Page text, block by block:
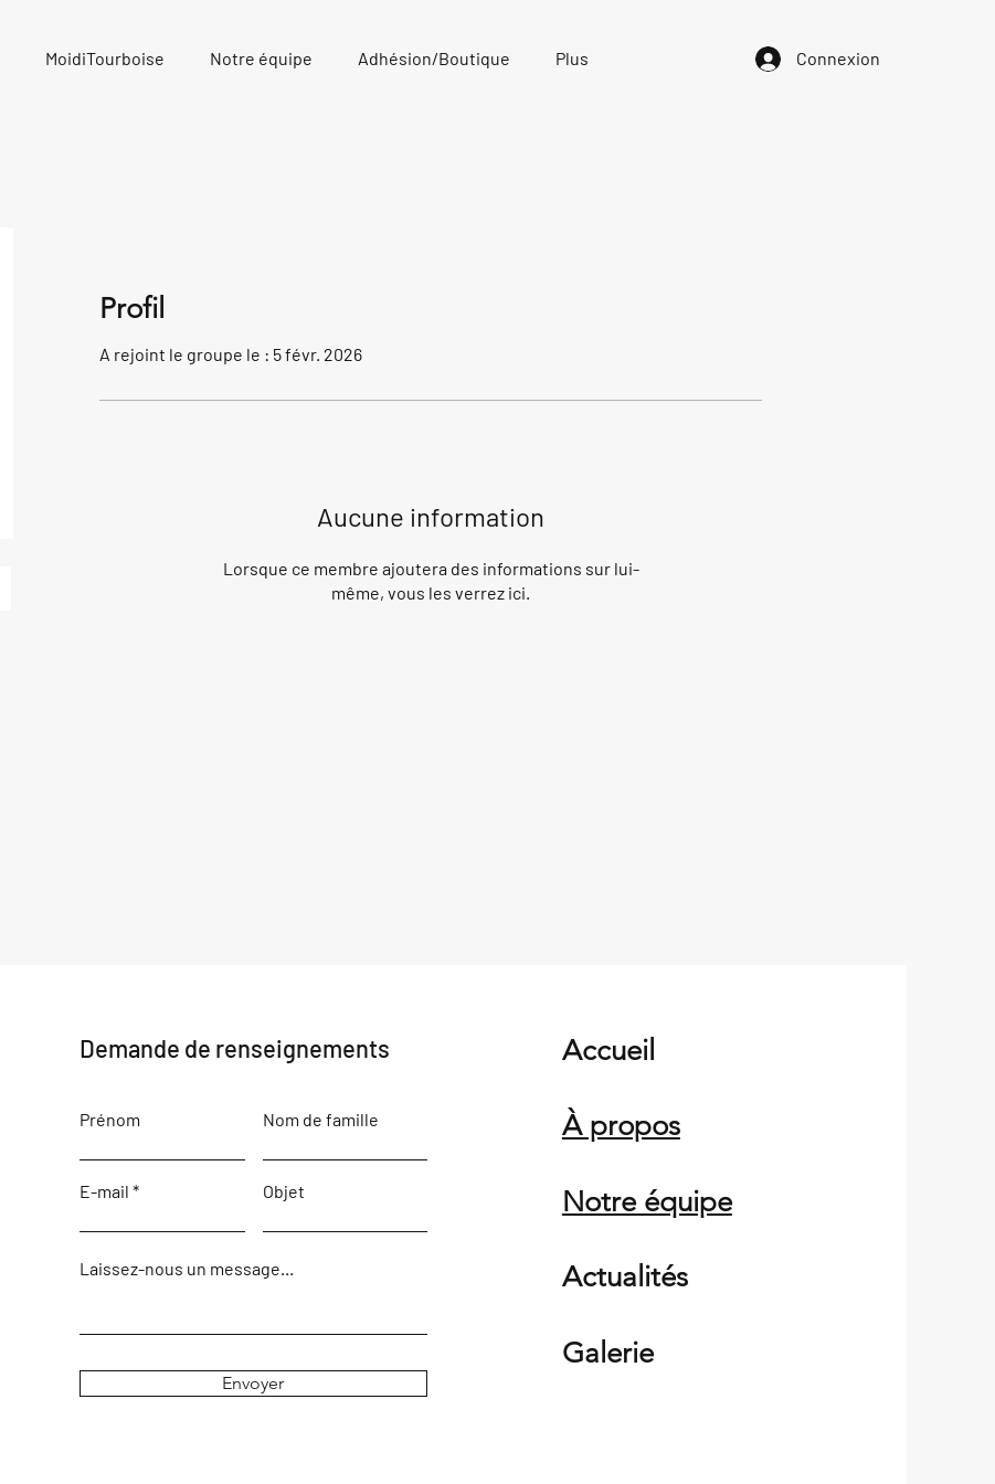
MoidiTourboise Notre équipe Adhésion/Boutique Plus Connexion
Profil
A rejoint le groupe le : 5 févr. 2026
Aucune information
Lorsque ce membre ajoutera des informations sur lui-
même, vous les verrez ici.
Demande de renseignements
Prénom Nom de famille
E-mail Objet
Laissez-nous un message...
Envoyer
Accueil
À propos
Notre équipe
Actualités
Galerie